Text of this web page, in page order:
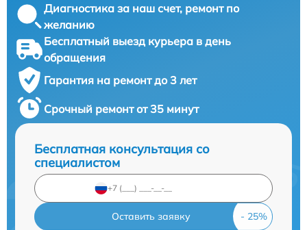
Диагностика за наш счет, ремонт по
желанию
Бесплатный выезд курьера в день
обращения
Гарантия на ремонт до 3 лет
Срочный ремонт от 35 минут
Бесплатная консультация со
специалистом
Оставить заявку